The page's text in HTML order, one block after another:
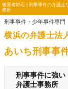
被害者対応 | 刑事事件の弁護士
務所
刑事事件・少年事件専門
横浜の弁護士法
あいち刑事事
刑事事件に強い
弁護士事務所